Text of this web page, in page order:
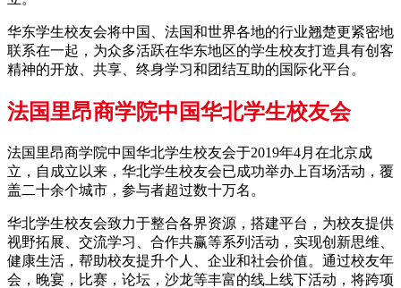
华东学生校友会将中国、法国和世界各地的行业翘楚更紧密地
联系在一起，为众多活跃在华东地区的学生校友打造具有创客
精神的开放、共享、终身学习和团结互助的国际化平台。
法国里昂商学院中国华北学生校友会
法国里昂商学院中国华北学生校友会于2019年4月在北京成
立，自成立以来，华北学生校友会已成功举办上百场活动，覆
盖二十余个城市，参与者超过数十万名。
华北学生校友会致力于整合各界资源，搭建平台，为校友提供
视野拓展、交流学习、合作共赢等系列活动，实现创新思维、
健康生活，帮助校友提升个人、企业和社会价值。通过校友年
会，晚宴，比赛，论坛，沙龙等丰富的线上线下活动，将跨项